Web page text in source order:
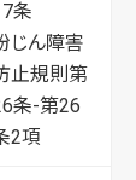
条
じん障害
止規則第
条-第26
2項